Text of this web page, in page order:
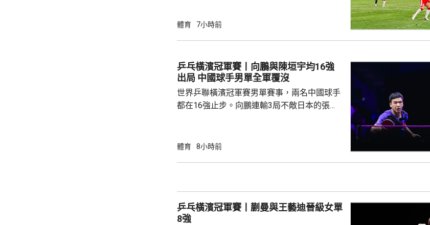
射，貼柱出底線，之後阿歷山大柏夫洛域在禁
路開出罰球，由南韓後衛金玟哉頂入，打破僵
局。維拉上半場未見具威脅的組織及攻門。 下
半場初段，維拉曾有一次罰球，但...
體育 7小時前
乒乓橫濱冠軍賽丨向鵬與陳垣宇均16強
出局 中國球手男單全軍覆沒
世界乒聯橫濱冠軍賽男單賽事，兩名中國球手
都在16強止步。向鵬連輸3局不敵日本的張本
球手，全軍覆沒。 法國的艾歷斯勒布倫，先失
晙誠。至於張禹珍就會硬撼頭號種子松島輝
空。
體育 8小時前
乒乓橫濱冠軍賽丨蒯曼與王藝迪晉級女單
8強